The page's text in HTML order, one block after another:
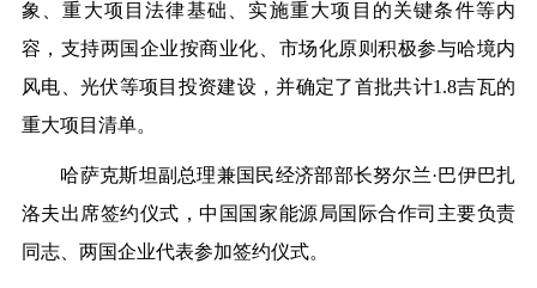
象、重大项目法律基础、实施重大项目的关键条件等内
容，支持两国企业按商业化、市场化原则积极参与哈境内
风电、光伏等项目投资建设，并确定了首批共计1.8吉瓦的
重大项目清单。
哈萨克斯坦副总理兼国民经济部部长努尔兰·巴伊巴扎
洛夫出席签约仪式，中国国家能源局国际合作司主要负责
同志、两国企业代表参加签约仪式。